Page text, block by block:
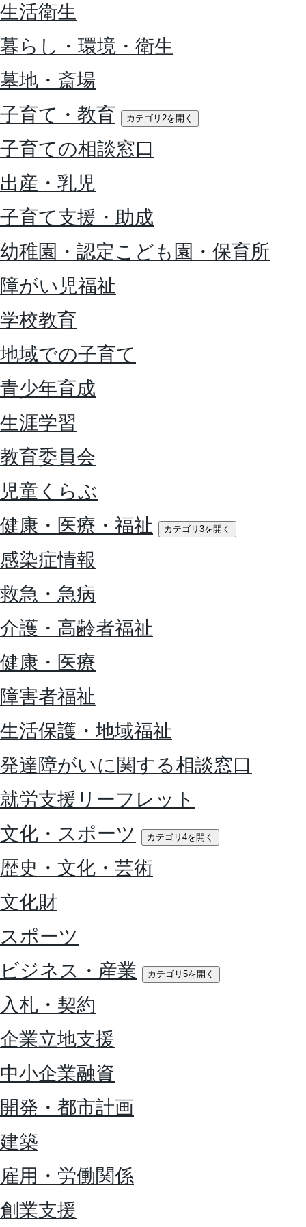
生活衛生
暮らし・環境・衛生
墓地・斎場
子育て・教育
カテゴリ2を開く
子育ての相談窓口
出産・乳児
子育て支援・助成
幼稚園・認定こども園・保育所
障がい児福祉
学校教育
地域での子育て
青少年育成
生涯学習
教育委員会
児童くらぶ
健康・医療・福祉
カテゴリ3を開く
感染症情報
救急・急病
介護・高齢者福祉
健康・医療
障害者福祉
生活保護・地域福祉
発達障がいに関する相談窓口
就労支援リーフレット
文化・スポーツ
カテゴリ4を開く
歴史・文化・芸術
文化財
スポーツ
ビジネス・産業
カテゴリ5を開く
入札・契約
企業立地支援
中小企業融資
開発・都市計画
建築
雇用・労働関係
創業支援